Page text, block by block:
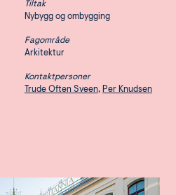
Tiltak
Nybygg og ombygging
Fagområde
Arkitektur
Kontaktpersoner
Trude Often Sveen, Per Knudsen